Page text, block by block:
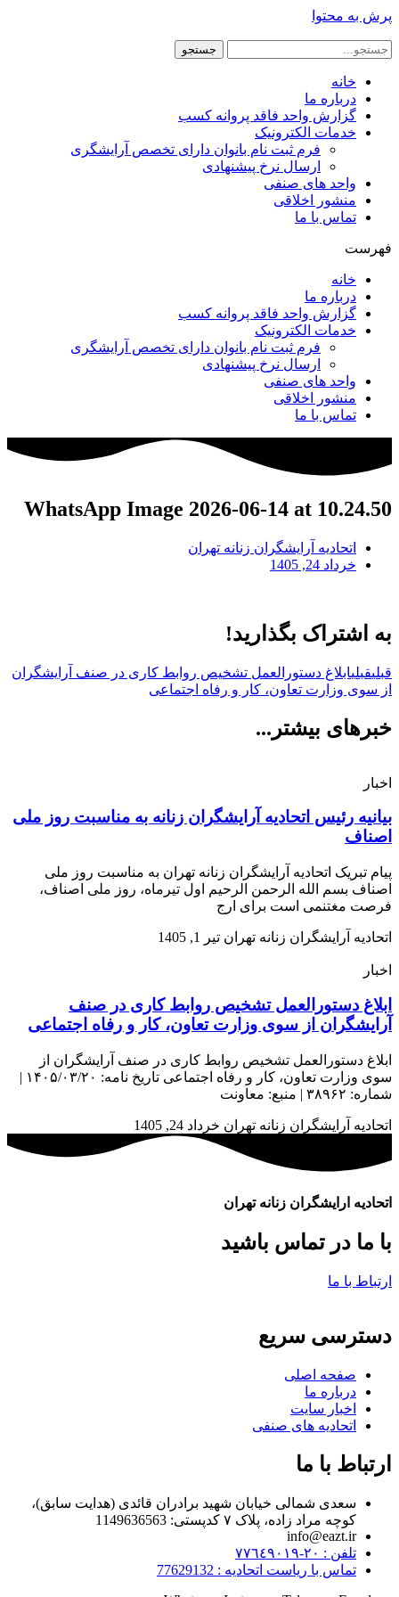
پرش به محتوا
جستجو
خانه
درباره ما
گزارش واحد فاقد پروانه کسب
خدمات الکترونیک
فرم ثبت نام بانوان دارای تخصص آرایشگری
ارسال نرخ پیشنهادی
واحد های صنفی
منشور اخلاقی
تماس با ما
فهرست
خانه
درباره ما
گزارش واحد فاقد پروانه کسب
خدمات الکترونیک
فرم ثبت نام بانوان دارای تخصص آرایشگری
ارسال نرخ پیشنهادی
واحد های صنفی
منشور اخلاقی
تماس با ما
WhatsApp Image 2026-06-14 at 10.24.50
اتحادیه آرایشگران زنانه تهران
خرداد 24, 1405
به اشتراک بگذارید!
قبلیقبلیابلاغ دستورالعمل تشخیص روابط کاری در صنف آرایشگران
از سوی وزارت تعاون، کار و رفاه اجتماعی
خبرهای بیشتر...
اخبار
بیانیه رئیس اتحادیه آرایشگران زنانه به مناسبت روز ملی
اصناف
پیام تبریک اتحادیه آرایشگران زنانه تهران به مناسبت روز ملی
اصناف بسم الله الرحمن الرحیم اول تیرماه، روز ملی اصناف،
فرصت مغتنمی است برای ارج
اتحادیه آرایشگران زنانه تهران تیر 1, 1405
اخبار
ابلاغ دستورالعمل تشخیص روابط کاری در صنف
آرایشگران از سوی وزارت تعاون، کار و رفاه اجتماعی
ابلاغ دستورالعمل تشخیص روابط کاری در صنف آرایشگران از
سوی وزارت تعاون، کار و رفاه اجتماعی تاریخ نامه: ۱۴۰۵/۰۳/۲۰ |
شماره: ۳۸۹۶۲ | منبع: معاونت
اتحادیه آرایشگران زنانه تهران خرداد 24, 1405
اتحادیه ارایشگران زنانه تهران
با ما در تماس باشید
ارتباط با ما
دسترسی سریع
صفحه اصلی
درباره ما
اخبار سایت
اتحادیه های صنفی
ارتباط با ما
سعدی شمالی خیابان شهید برادران قائدی (هدایت سابق)،
کوچه مراد زاده، پلاک ۷ کدپستی: 1149636563
info@eazt.ir
تلفن : ٢٠-٧٧٦٤٩٠١٩
تماس با ریاست اتحادیه : 77629132